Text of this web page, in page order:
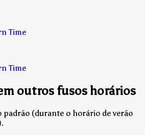
Time
Time
outros fusos horários
padrão (durante o horário de verão